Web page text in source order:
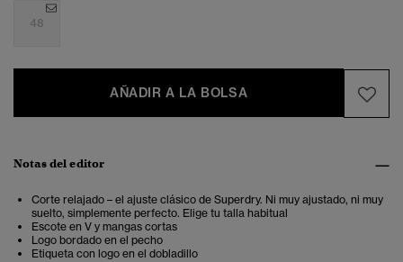
48
AÑADIR A LA BOLSA
Notas del editor
Corte relajado – el ajuste clásico de Superdry. Ni muy ajustado, ni muy
suelto, simplemente perfecto. Elige tu talla habitual
Escote en V y mangas cortas
Logo bordado en el pecho
Etiqueta con logo en el dobladillo